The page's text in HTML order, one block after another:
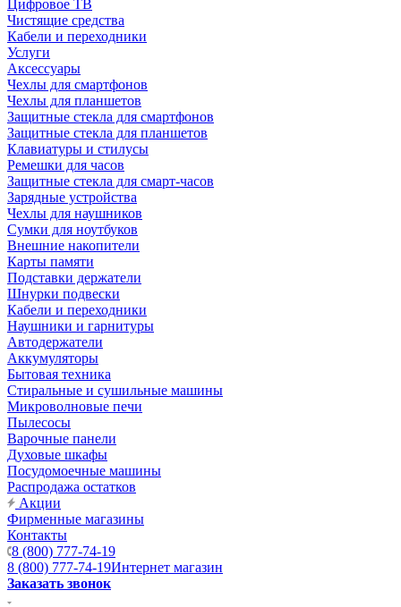
Цифровое ТВ
Чистящие средства
Кабели и переходники
Услуги
Аксессуары
Чехлы для смартфонов
Чехлы для планшетов
Защитные стекла для смартфонов
Защитные стекла для планшетов
Клавиатуры и стилусы
Ремешки для часов
Защитные стекла для смарт-часов
Зарядные устройства
Чехлы для наушников
Сумки для ноутбуков
Внешние накопители
Карты памяти
Подставки держатели
Шнурки подвески
Кабели и переходники
Наушники и гарнитуры
Автодержатели
Аккумуляторы
Бытовая техника
Стиральные и сушильные машины
Микроволновые печи
Пылесосы
Варочные панели
Духовые шкафы
Посудомоечные машины
Распродажа остатков
Акции
Фирменные магазины
Контакты
8 (800) 777-74-19
8 (800) 777-74-19Интернет магазин
Заказать звонок